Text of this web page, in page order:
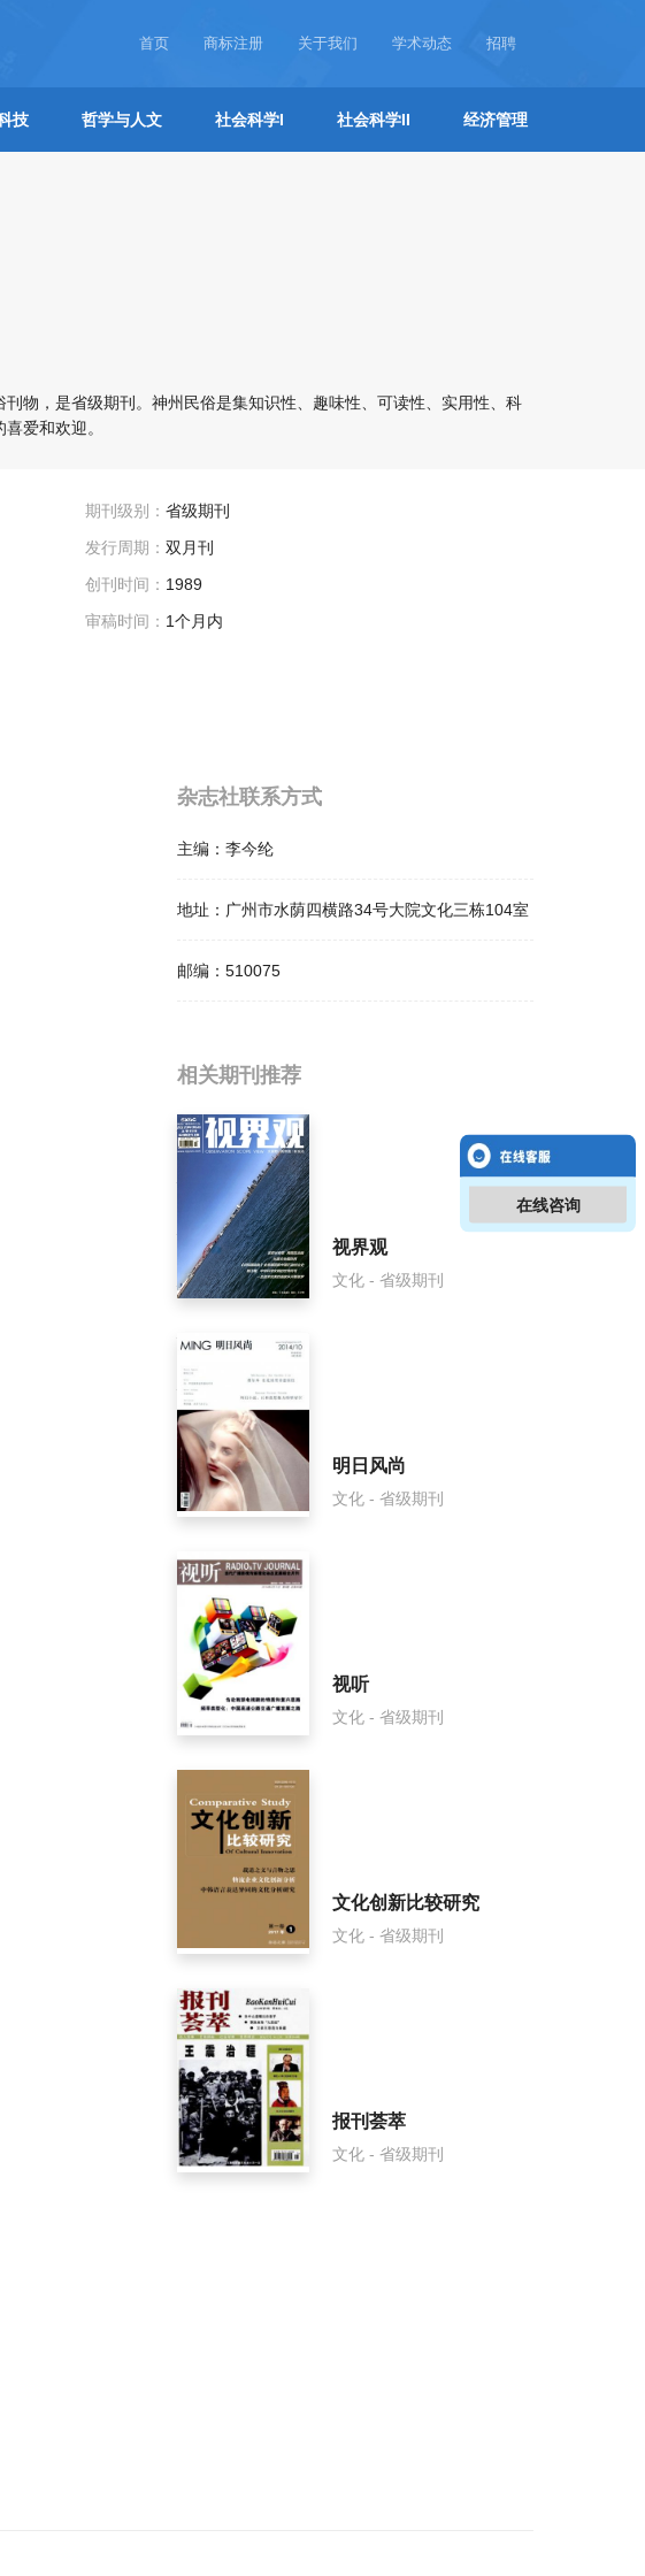
首页 商标注册 关于我们 学术动态 招聘
技 哲学与人文 社会科学I 社会科学II 经济管理
刊物，是省级期刊。神州民俗是集知识性、趣味性、可读性、实用性、科
爱和欢迎。
期刊级别： 省级期刊
发行周期： 双月刊
创刊时间： 1989
审稿时间： 1个月内
杂志社联系方式
主编： 李今纶
地址： 广州市水荫四横路34号大院文化三栋104室
邮编： 510075
相关提问
神州民俗影响因子是多少？
神州民俗怎么样？
神州民俗面费如何收取？
神州民俗是什么级别刊物？
神州民俗审稿要多久？
神州民俗是国家级期刊吗？
相关期刊推荐
视界观
文化 - 省级期刊
明日风尚
文化 - 省级期刊
视听
文化 - 省级期刊
文化创新比较研究
文化 - 省级期刊
报刊荟萃
文化 - 省级期刊
在线咨询